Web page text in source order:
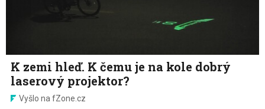
K zemi hleď. K čemu je na kole dobrý
laserový projektor?
Vyšlo na fZone.cz